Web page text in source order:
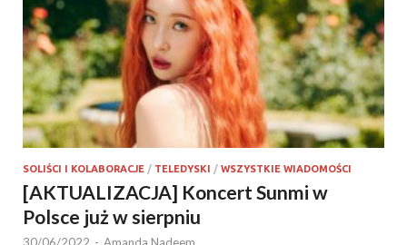
SOLIŚCI I KOLABORACJE / TELEDYSKI / WSZYSTKIE WIADOMOŚCI
[AKTUALIZACJA] Koncert Sunmi w
Polsce już w sierpniu
30/06/2022 - Amanda Nadeem